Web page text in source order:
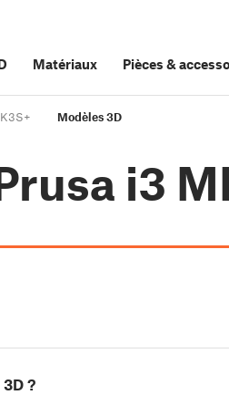
Matériaux Pièces &
Modèles 3D
i3
?